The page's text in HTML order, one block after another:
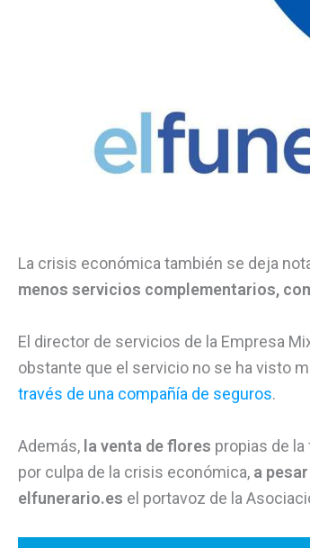
La crisis económica también se deja
menos servicios complementarios,
El director de servicios de la Empresa
obstante que el servicio no se ha visto
través de una compañía de seguros.
Además, la venta de flores propias de
por culpa de la crisis económica, a
elfunerario.es el portavoz de la